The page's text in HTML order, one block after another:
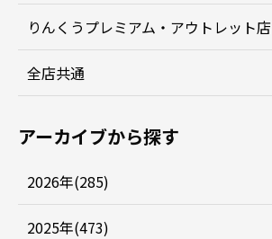
りんくうプレミアム・アウトレット店
全店共通
アーカイブから探す
2026年(285)
2025年(473)